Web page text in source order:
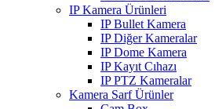
IP Kamera Ürünleri
IP Bullet Kamera
IP Diğer Kameralar
IP Dome Kamera
IP Kayıt Cıhazı
IP PTZ Kameralar
Kamera Sarf Ürünler